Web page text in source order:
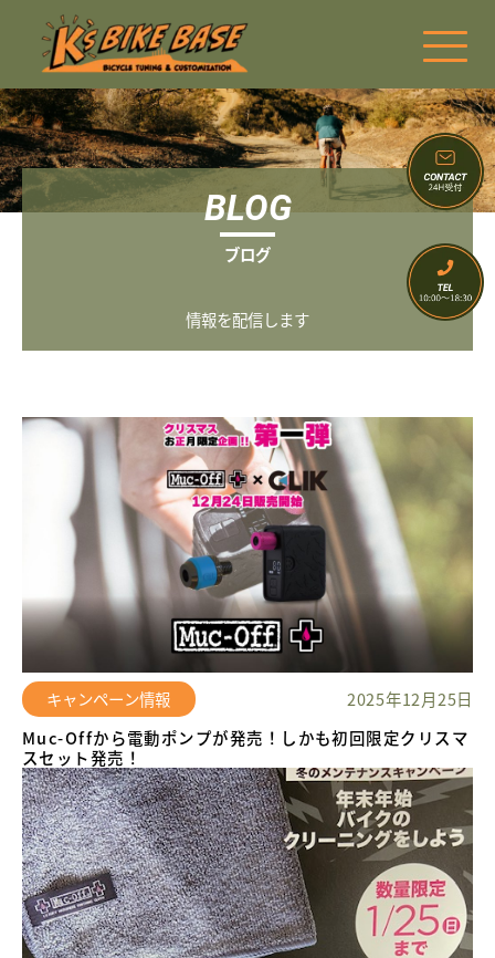
BLOG
ブログ
情報を配信します
キャンペーン情報
2025年12月25日
Muc-Offから電動ポンプが発売！しかも初回限定クリスマ
スセット発売！